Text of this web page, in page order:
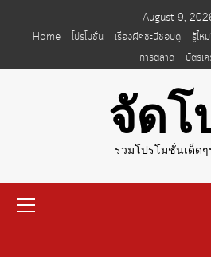
August 9,
Home
โปรโมชั่น เรื่องผีๆชะนีชอบดู รู้ไห
การตลาด
บัตรเ
จัดโ
รวมโปรโมชั่นเด็ด
Menu